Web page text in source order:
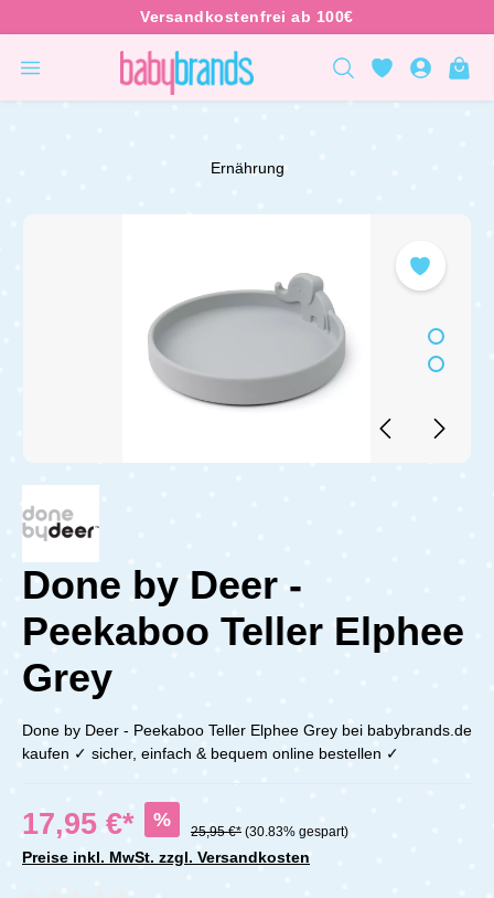
Ernährung
Done by Deer -
Peekaboo Teller Elphee
Grey
Done by Deer - Peekaboo Teller Elphee Grey bei babybrands.de
kaufen ✓ sicher, einfach & bequem online bestellen ✓
17,95 €* %
25,95 €* (30.83% gespart)
Preise inkl. MwSt. zzgl. Versandkosten